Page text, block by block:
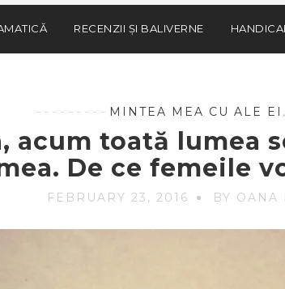
RECENZII ȘI BALIVERNE
MINTEA MEA CU ALE EI ,
acum toată lumea
De ce femeile
FEBRUARY 23, 2016 BY OANA